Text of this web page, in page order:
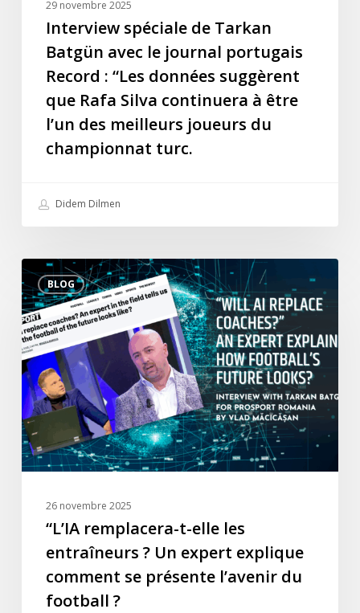
continuera
des
meilleurs
du
championnat
turc.
29 novembre 2025
Interview spéciale de Tarkan
Batgün avec le journal portugais
Record : “Les données suggèrent
que Rafa Silva continuera à être
l’un des meilleurs joueurs du
championnat turc.
Didem Dilmen
BLOG
“L’IA
remplacera-
t-
elle
les
entraîneurs
Un
expert
explique
football
26 novembre 2025
“L’IA remplacera-t-elle les
entraîneurs ? Un expert explique
comment se présente l’avenir du
football ?